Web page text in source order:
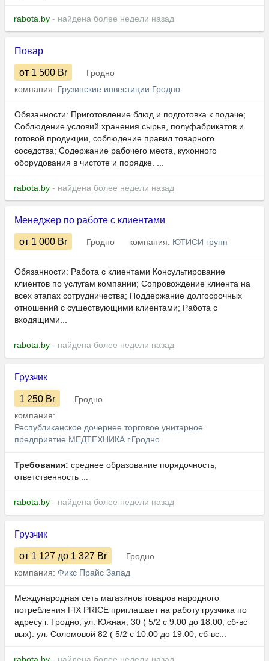
rabota.by - найдена более недели назад
Повар
от 1 500 Br
Гродно
компания: Грузинские инвестиции Гродно
Обязанности: Приготовление блюд и подготовка к подаче;
Соблюдение условий хранения сырья, полуфабрикатов и
готовой продукции, соблюдение правил товарного
соседства; Содержание рабочего места, кухонного
оборудования в чистоте и порядке. ...
rabota.by - найдена более недели назад
Менеджер по работе с клиентами
от 1 000 Br Гродно компания: ЮТИСИ групп
Обязанности: Работа с клиентами Консультирование
клиентов по услугам компании; Сопровождение клиента на
всех этапах сотрудничества; Поддержание долгосрочных
отношений с существующими клиентами; Работа с
входящими...
rabota.by - найдена более недели назад
Грузчик
1 250 Br
Гродно
компания:
Республиканское дочернее торговое унитарное
предприятие МЕДТЕХНИКА г.Гродно
Требования: среднее образование порядочность,
ответственность ...
rabota.by - найдена более недели назад
Грузчик
от 1 127 до 1 327 Br
Гродно
компания: Фикс Прайс Запад
Международная сеть магазинов товаров народного
потребления FIX PRICE приглашает на работу грузчика по
адресу г. Гродно, ул. Южная, 30 ( 5/2 с 9:00 до 18:00; сб-вс
вых). ул. Соломовой 82 ( 5/2 с 10:00 до 19:00; сб-вс...